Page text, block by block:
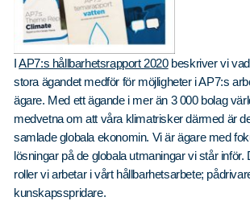
IAP7:s hållbarhetsrapport 2020beskriver vi
stora ägandet medför för möjligheter i AP7:s
ägare. Med ett ägande i mer än 3 000 bolag
medvetna om att våra klimatrisker därmed är
samlade globala ekonomin. Vi är ägare med
lösningar på de globala utmaningar vi står inför.
roller vi arbetar i vårt hållbarhetsarbete;
kunskapsspridare.